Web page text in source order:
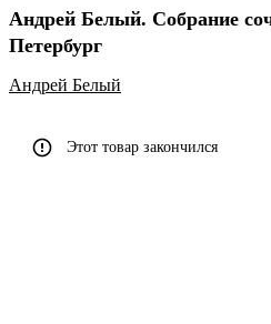
Андрей Белый. Собрание
Петербург
Андрей Белый
Этот товар закончился